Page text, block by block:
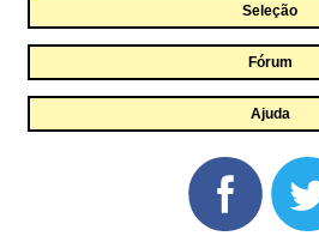
Seleção
Fórum
Ajuda